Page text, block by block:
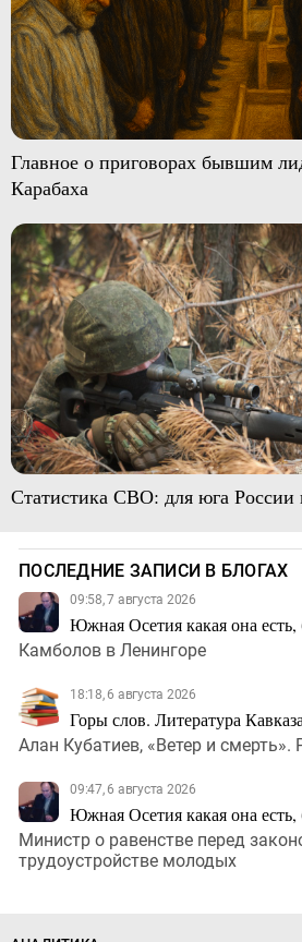
Главное о приговорах бывшим
Карабаха
Статистика СВО: для юга России
ПОСЛЕДНИЕ ЗАПИСИ В БЛОГАХ
09:58, 7 августа 2026
Южная Осетия какая она
Камболов в Ленингоре
18:18, 6 августа 2026
Горы слов. Литература
Алан Кубатиев, «Ветер и смерть».
09:47, 6 августа 2026
Южная Осетия какая она
Министр о равенстве перед
трудоустройстве молодых